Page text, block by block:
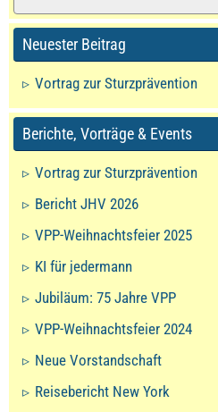
Neuester Beitrag
Vortrag zur Sturzprävention
Berichte, Vorträge & Events
Vortrag zur Sturzprävention
Bericht JHV 2026
VPP-Weihnachtsfeier 2025
KI für jedermann
Jubiläum: 75 Jahre VPP
VPP-Weihnachtsfeier 2024
Neue Vorstandschaft
Reisebericht New York